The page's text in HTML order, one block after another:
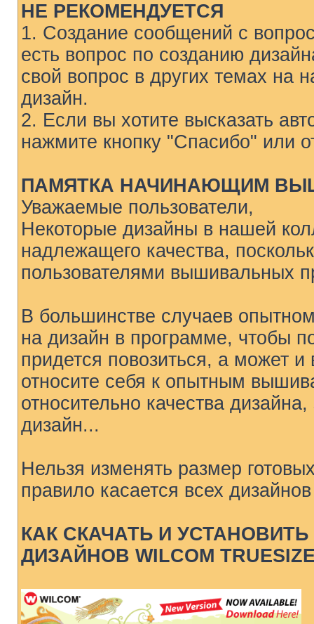
НЕ РЕКОМЕНДУЕТСЯ
1. Создание сообщений с
есть вопрос по созданию
свой вопрос в других темах на
дизайн.
2. Если вы хотите высказать
нажмите кнопку "Спасибо" или
ПАМЯТКА НАЧИНАЮЩИМ
Уважаемые пользователи,
Некоторые дизайны в нашей
надлежащего качества,
пользователями вышивальных
В большинстве случаев
на дизайн в программе, чтобы
придется повозиться, а может
относите себя к опытным
относительно качества
дизайн...
Нельзя изменять размер
правило касается всех
КАК СКАЧАТЬ И
ДИЗАЙНОВ WILCOM